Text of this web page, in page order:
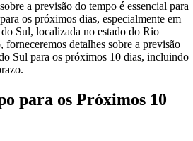
a previsão do tempo é essencial para
os próximos dias, especialmente em
Sul, localizada no estado do Rio
detalhes sobre a previsão
Sul para os próximos 10 dias, incluindo
para os Próximos 10